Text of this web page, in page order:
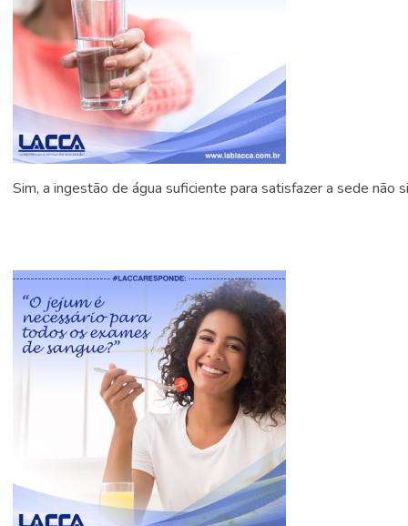
Sim, a ingestão de água suficiente para satisfazer a sede não